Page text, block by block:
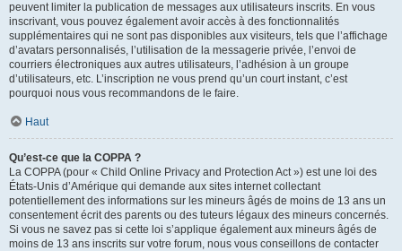
peuvent limiter la publication de messages aux utilisateurs inscrits. En vous
inscrivant, vous pouvez également avoir accès à des fonctionnalités
supplémentaires qui ne sont pas disponibles aux visiteurs, tels que l’affichage
d’avatars personnalisés, l’utilisation de la messagerie privée, l’envoi de
courriers électroniques aux autres utilisateurs, l’adhésion à un groupe
d’utilisateurs, etc. L’inscription ne vous prend qu’un court instant, c’est
pourquoi nous vous recommandons de le faire.
Haut
Qu’est-ce que la COPPA ?
La COPPA (pour « Child Online Privacy and Protection Act ») est une loi des
États-Unis d’Amérique qui demande aux sites internet collectant
potentiellement des informations sur les mineurs âgés de moins de 13 ans un
consentement écrit des parents ou des tuteurs légaux des mineurs concernés.
Si vous ne savez pas si cette loi s’applique également aux mineurs âgés de
moins de 13 ans inscrits sur votre forum, nous vous conseillons de contacter